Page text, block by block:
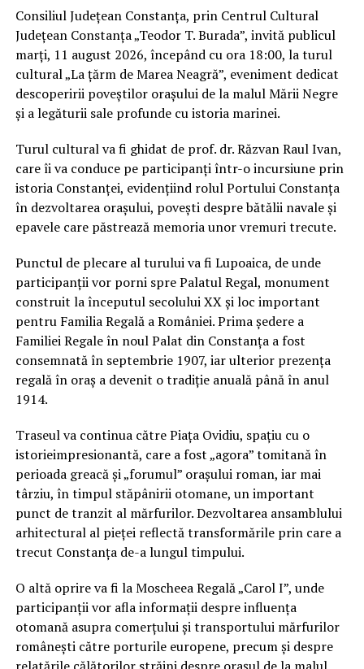
Consiliul Județean Constanța, prin Centrul Cultural
Județean Constanța „Teodor T. Burada”, invită publicul
marți, 11 august 2026, începând cu ora 18:00, la turul
cultural „La țărm de Marea Neagră”, eveniment dedicat
descoperirii poveștilor orașului de la malul Mării Negre
și a legăturii sale profunde cu istoria marinei.
Turul cultural va fi ghidat de prof. dr. Răzvan Raul Ivan,
care îi va conduce pe participanți într-o incursiune prin
istoria Constanței, evidențiind rolul Portului Constanța
în dezvoltarea orașului, povești despre bătălii navale și
epavele care păstrează memoria unor vremuri trecute.
Punctul de plecare al turului va fi Lupoaica, de unde
participanții vor porni spre Palatul Regal, monument
construit la începutul secolului XX și loc important
pentru Familia Regală a României. Prima ședere a
Familiei Regale în noul Palat din Constanța a fost
consemnată în septembrie 1907, iar ulterior prezența
regală în oraș a devenit o tradiție anuală până în anul
1914.
Traseul va continua către Piața Ovidiu, spațiu cu o
istorieimpresionantă, care a fost „agora” tomitană în
perioada greacă și „forumul” orașului roman, iar mai
târziu, în timpul stăpânirii otomane, un important
punct de tranzit al mărfurilor. Dezvoltarea ansamblului
arhitectural al pieței reflectă transformările prin care a
trecut Constanța de-a lungul timpului.
O altă oprire va fi la Moscheea Regală „Carol I”, unde
participanții vor afla informații despre influența
otomană asupra comerțului și transportului mărfurilor
românești către porturile europene, precum și despre